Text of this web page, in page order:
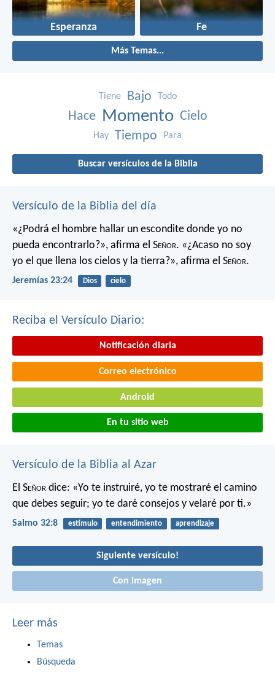
Esperanza Fe
Más Temas...
Tiene Bajo Todo
Hace Momento Cielo
Hay Tiempo Para
Buscar versículos de la Biblia
Versículo de la Biblia del día
«¿Podrá el hombre hallar un escondite donde yo no
pueda encontrarlo?», afirma el Señor. «¿Acaso no soy
yo el que llena los cielos y la tierra?», afirma el Señor.
Jeremías 23:24 Dios cielo
Reciba el Versículo Diario:
Notificación diaria
Correo electrónico
Android
En tu sitio web
Versículo de la Biblia al Azar
El Señor dice: «Yo te instruiré, yo te mostraré el camino
que debes seguir; yo te daré consejos y velaré por ti.»
Salmo 32:8 estímulo entendimiento aprendizaje
Siguiente versículo!
Con imagen
Leer más
Temas
Búsqueda